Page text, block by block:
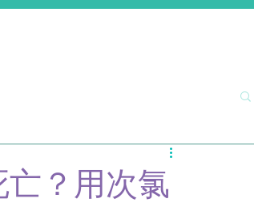
？用次氯